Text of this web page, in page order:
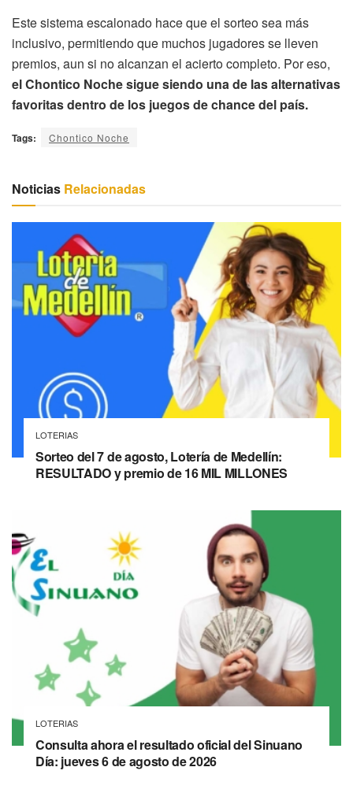
Este sistema escalonado hace que el sorteo sea más
inclusivo, permitiendo que muchos jugadores se lleven
premios, aun si no alcanzan el acierto completo. Por eso,
el Chontico Noche sigue siendo una de las alternativas
favoritas dentro de los juegos de chance del país.
Tags: Chontico Noche
Noticias Relacionadas
LOTERIAS
Sorteo del 7 de agosto, Lotería de Medellín:
RESULTADO y premio de 16 MIL MILLONES
LOTERIAS
Consulta ahora el resultado oficial del Sinuano
Día: jueves 6 de agosto de 2026